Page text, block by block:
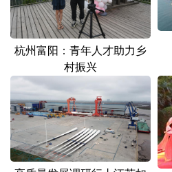
杭州富阳：青年人才助力乡
村振兴